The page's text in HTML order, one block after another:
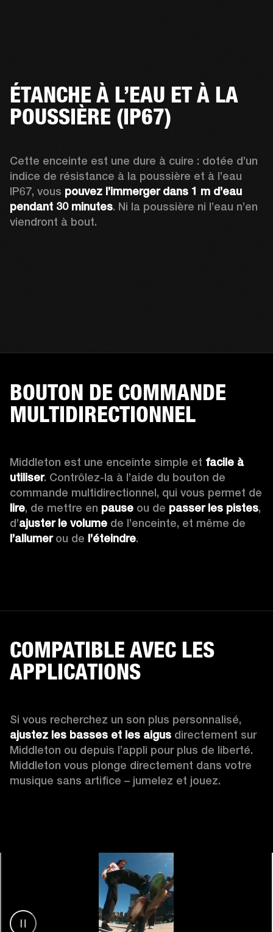
ÉTANCHE À L’EAU ET À LA
POUSSIÈRE (IP67)
Cette enceinte est une dure à cuire : dotée d’un
indice de résistance à la poussière et à l’eau
IP67, vous pouvez l’immerger dans 1 m d’eau
pendant 30 minutes. Ni la poussière ni l’eau n’en
viendront à bout.
BOUTON DE COMMANDE
MULTIDIRECTIONNEL
Middleton est une enceinte simple et facile à
utiliser. Contrôlez-la à l’aide du bouton de
lire, de mettre en pause ou de passer les pistes,
d’ajuster le volume
l’allumer ou de l’éteindre.
COMPATIBLE AVEC LES
APPLICATIONS
ajustez les basses et les aigus directement sur
Middleton ou depuis l’appli pour plus de liberté.
Middleton vous plonge directement dans votre
musique sans artifice – jumelez et jouez.